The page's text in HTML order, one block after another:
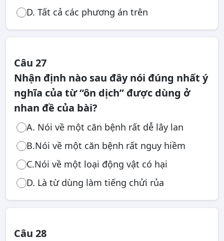
D. Tất cả các phương án trên
Câu 27
Nhận định nào sau đây nói đúng nhất ý
nghĩa của từ “ôn dịch” được dùng ở
nhan đề của bài?
A. Nói về một căn bệnh rất dễ lây lan
B.Nói về một căn bệnh rất nguy hiềm
C.Nói về một loại động vật có hại
D. Là từ dùng làm tiếng chửi rủa
Câu 28